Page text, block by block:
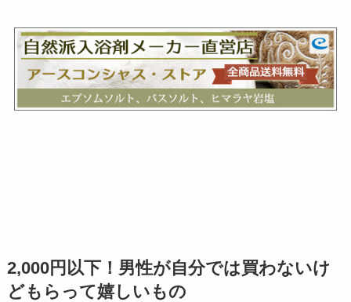
2,000円以下！男性が自分では買わないけ
どもらって嬉しいもの